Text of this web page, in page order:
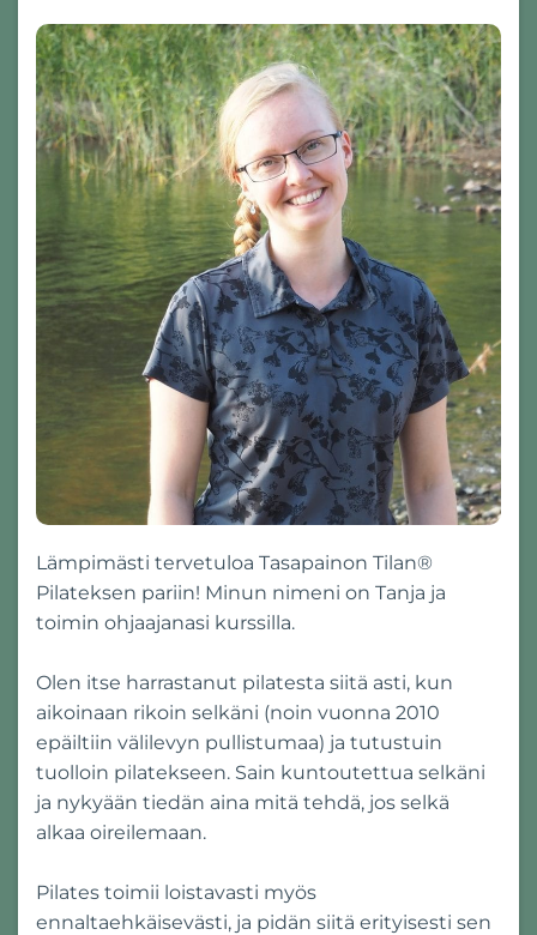
Lämpimästi tervetuloa Tasapainon Tilan®
Pilateksen pariin! Minun nimeni on Tanja ja
toimin ohjaajanasi kurssilla.
Olen itse harrastanut pilatesta siitä asti, kun
aikoinaan rikoin selkäni (noin vuonna 2010
epäiltiin välilevyn pullistumaa) ja tutustuin
tuolloin pilatekseen. Sain kuntoutettua selkäni
ja nykyään tiedän aina mitä tehdä, jos selkä
alkaa oireilemaan.
Pilates toimii loistavasti myös
ennaltaehkäisevästi, ja pidän siitä erityisesti sen